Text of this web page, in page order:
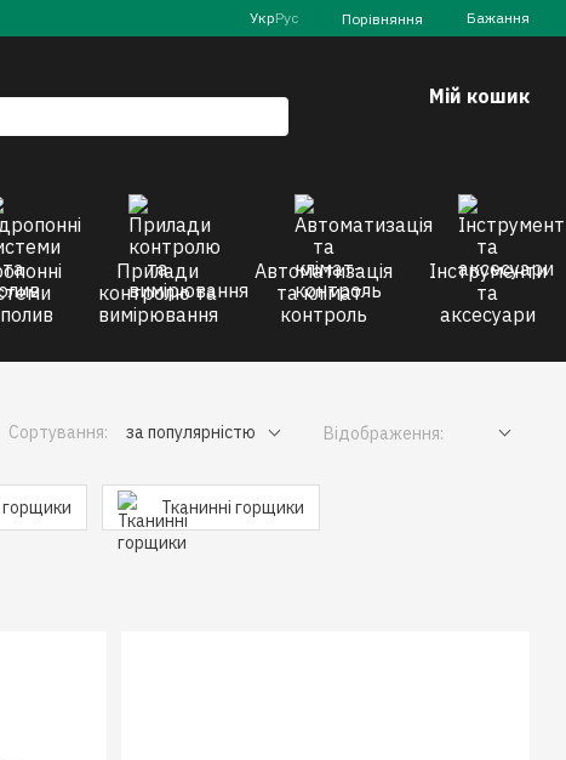
УкрРус Порівняння Бажання
Мій кошик
Прилади
контролю та
вимірювання
Автоматизація
та клімат-
контроль
Інструменти
та
аксесуари
Сортування: за популярністю Відображення:
горщики Тканинні горщики